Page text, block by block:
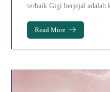
terbaik Gigi berjejal
Read More